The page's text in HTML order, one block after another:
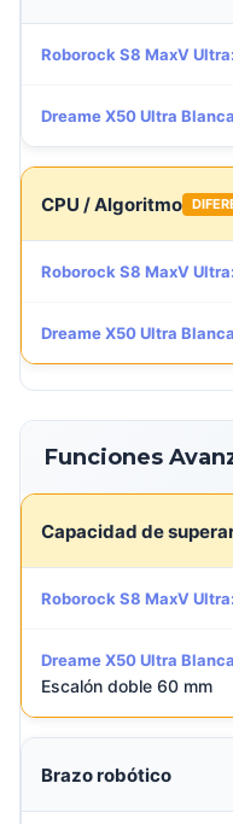
Roborock S8 MaxV Ultra:
Dreame X50 Ultra
CPU / Algoritmo
Roborock S8 MaxV Ultra:
Dreame X50 Ultra
Funciones
Capacidad de
Roborock S8 MaxV Ultra:
Dreame X50 Ultra
Escalón doble 60 mm
Brazo robótico